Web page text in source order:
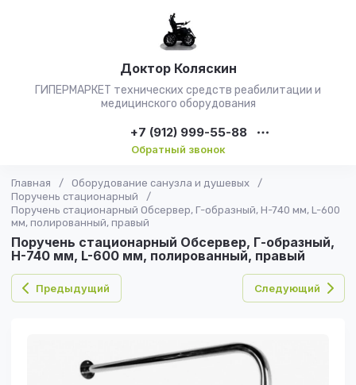
Доктор Коляскин
ГИПЕРМАРКЕТ технических средств реабилитации и
медицинского оборудования
+7 (912) 999-55-88
Обратный звонок
Главная / Оборудование санузла и душевых
/
Поручень стационарный
/
Поручень стационарный Обсервер, Г-образный, H-740 мм, L-600
мм, полированный, правый
Поручень стационарный Обсервер, Г-образный,
H-740 мм, L-600 мм, полированный, правый
Предыдущий Следующий